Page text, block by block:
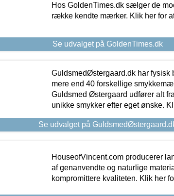
Hos GoldenTimes.dk sælger de
række kendte mærker. Klik her for
Se udvalget på GoldenTimes.dk
GuldsmedØstergaard.dk har fysisk
mere end 40 forskellige
Guldsmed Østergaard udfører alt
unikke smykker efter eget ønske.
Se udvalget på
HouseofVincent.com producerer
af genanvendte og naturlige
kompromittere kvaliteten. Klik her